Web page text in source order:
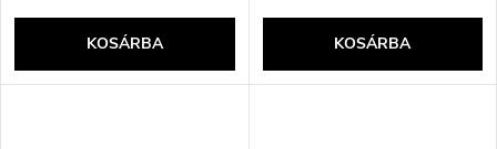
KOSÁRBA KOSÁRBA